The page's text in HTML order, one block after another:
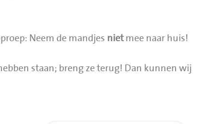
Neem de mandjes nietmee naar huis!
staan; breng ze terug! Dan kunnen wij